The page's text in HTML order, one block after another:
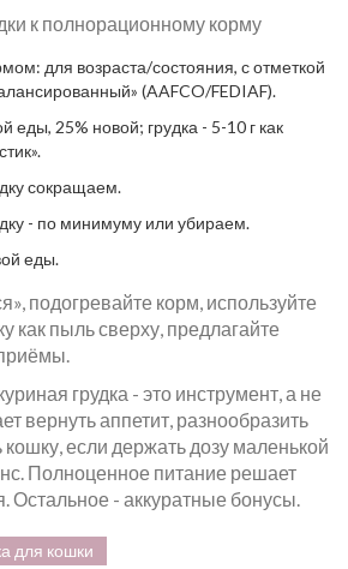
к полнорационному корму
для возраста/состояния, с отметкой
(AAFCO/FEDIAF).
еды, 25% новой; грудка - 5-10 г как
сокращаем.
- по минимуму или убираем.
еды.
подогревайте корм, используйте
как пыль сверху, предлагайте
грудка - это инструмент, а не
вернуть аппетит, разнообразить
если держать дозу маленькой
Полноценное питание решает
Остальное - аккуратные бонусы.
для кошки